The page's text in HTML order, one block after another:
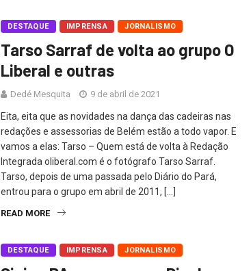
DESTAQUE IMPRENSA JORNALISMO
Tarso Sarraf de volta ao grupo O
Liberal e outras
Dedé Mesquita 9 de abril de 2021
Eita, eita que as novidades na dança das cadeiras nas
redações e assessorias de Belém estão a todo vapor. E
vamos a elas: Tarso – Quem está de volta à Redação
Integrada oliberal.com é o fotógrafo Tarso Sarraf.
Tarso, depois de uma passada pelo Diário do Pará,
entrou para o grupo em abril de 2011, […]
READ MORE
DESTAQUE IMPRENSA JORNALISMO